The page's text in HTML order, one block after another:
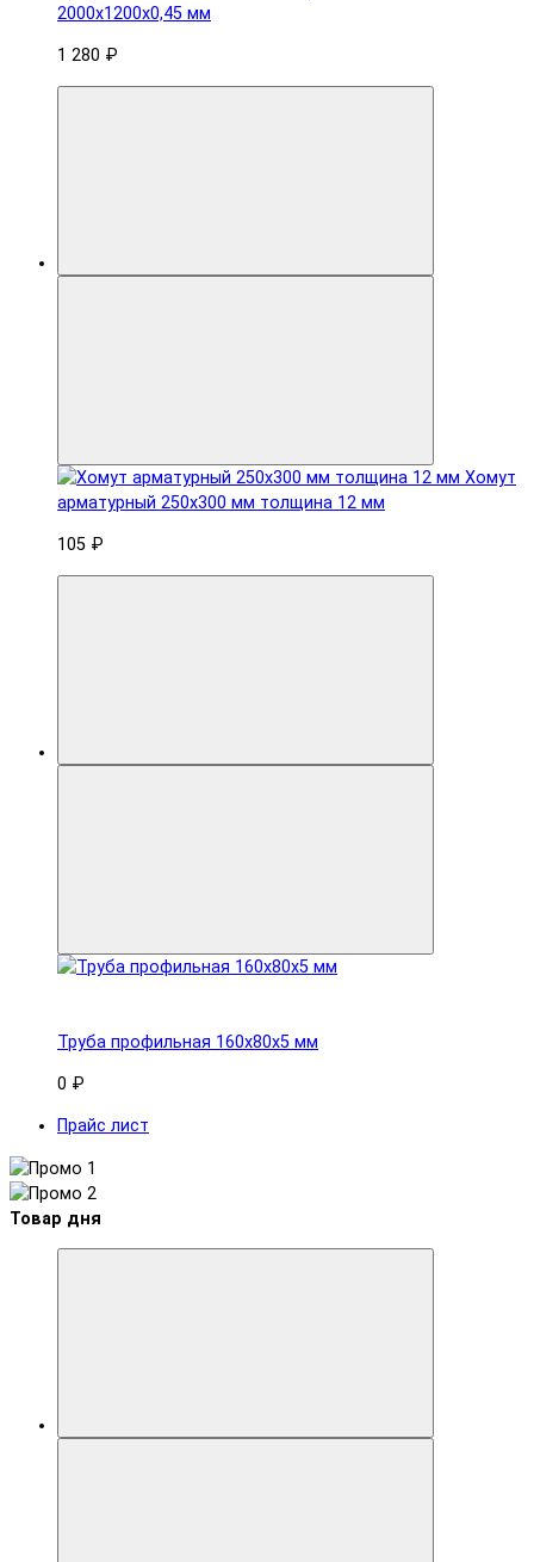
2000х1200х0,45 мм
1 280 ₽
Хомут
арматурный 250x300 мм толщина 12 мм
105 ₽
Труба профильная 160x80х5 мм
0 ₽
Прайс лист
Товар дня